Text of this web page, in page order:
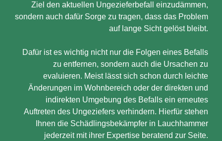
Ziel den aktuellen Ungezieferbefall einzudämmen,
sondern auch dafür Sorge zu tragen, dass das Problem
auf lange Sicht gelöst bleibt.
Dafür ist es wichtig nicht nur die Folgen eines Befalls
zu entfernen, sondern auch die Ursachen zu
evaluieren. Meist lässt sich schon durch leichte
Änderungen im Wohnbereich oder der direkten und
indirekten Umgebung des Befalls ein erneutes
Auftreten des Ungeziefers verhindern. Hierfür stehen
Ihnen die Schädlingsbekämpfer in Lauchhammer
jederzeit mit ihrer Expertise beratend zur Seite.